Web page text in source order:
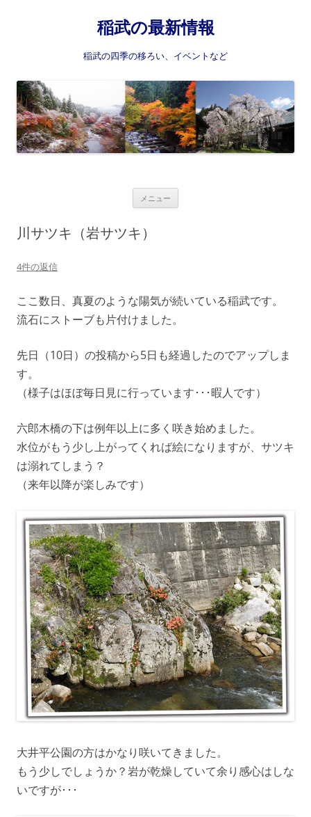
稲武の最新情報
稲武の四季の移ろい、イベントなど
メニュー
プ
川サツキ（岩サツキ）
4件の返信
ここ数日、真夏のような陽気が続いている稲武です。
流石にストーブも片付けました。
先日（10日）の投稿から5日も経過したのでアップしま
す。
（様子はほぼ毎日見に行っています･･･暇人です）
六郎木橋の下は例年以上に多く咲き始めました。
水位がもう少し上がってくれば絵になりますが、サツキ
は溺れてしまう？
（来年以降が楽しみです）
大井平公園の方はかなり咲いてきました。
もう少しでしょうか？岩が乾燥していて余り感心はしな
いですが･･･